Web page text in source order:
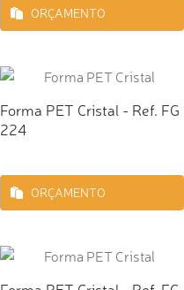
ORÇAMENTO
Forma PET Cristal - Ref. FG
224
ORÇAMENTO